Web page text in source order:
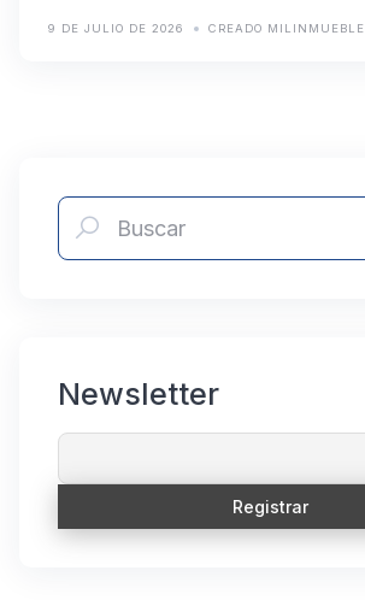
9 DE JULIO DE 2026 CREADO MILINMUEBLE
Newsletter